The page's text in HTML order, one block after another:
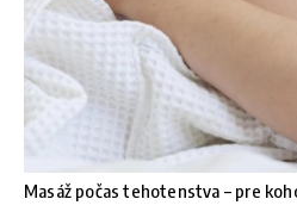
Masáž počas tehotenstva – pre